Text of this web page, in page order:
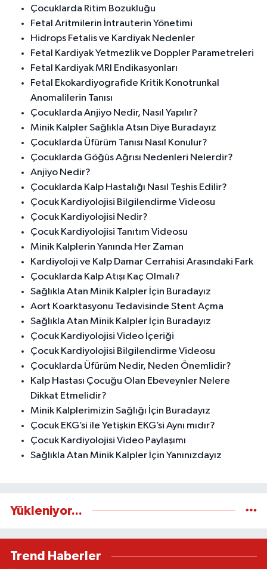
Çocuklarda Ritim Bozukluğu
Fetal Aritmilerin İntrauterin Yönetimi
Hidrops Fetalis ve Kardiyak Nedenler
Fetal Kardiyak Yetmezlik ve Doppler Parametreleri
Fetal Kardiyak MRI Endikasyonları
Fetal Ekokardiyografide Kritik Konotrunkal
Anomalilerin Tanısı
Çocuklarda Anjiyo Nedir, Nasıl Yapılır?
Minik Kalpler Sağlıkla Atsın Diye Buradayız
Çocuklarda Üfürüm Tanısı Nasıl Konulur?
Çocuklarda Göğüs Ağrısı Nedenleri Nelerdir?
Anjiyo Nedir?
Çocuklarda Kalp Hastalığı Nasıl Teşhis Edilir?
Çocuk Kardiyolojisi Bilgilendirme Videosu
Çocuk Kardiyolojisi Nedir?
Çocuk Kardiyolojisi Tanıtım Videosu
Minik Kalplerin Yanında Her Zaman
Kardiyoloji ve Kalp Damar Cerrahisi Arasındaki Fark
Çocuklarda Kalp Atışı Kaç Olmalı?
Sağlıkla Atan Minik Kalpler İçin Buradayız
Aort Koarktasyonu Tedavisinde Stent Açma
Sağlıkla Atan Minik Kalpler İçin Buradayız
Çocuk Kardiyolojisi Video İçeriği
Çocuk Kardiyolojisi Bilgilendirme Videosu
Çocuklarda Üfürüm Nedir, Neden Önemlidir?
Kalp Hastası Çocuğu Olan Ebeveynler Nelere
Dikkat Etmelidir?
Minik Kalplerimizin Sağlığı İçin Buradayız
Çocuk EKG’si ile Yetişkin EKG’si Aynı mıdır?
Çocuk Kardiyolojisi Video Paylaşımı
Sağlıkla Atan Minik Kalpler İçin Yanınızdayız
Yükleniyor...
Trend Haberler